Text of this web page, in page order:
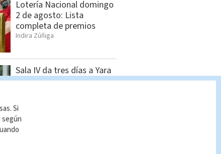
Lotería Nacional domingo
2 de agosto: Lista
completa de premios
Indira Zúñiga
Sala IV da tres días a Yara
Jiménez para presentar
magistrados suplentes sin
nombrar
Redacción Multimedios
Si